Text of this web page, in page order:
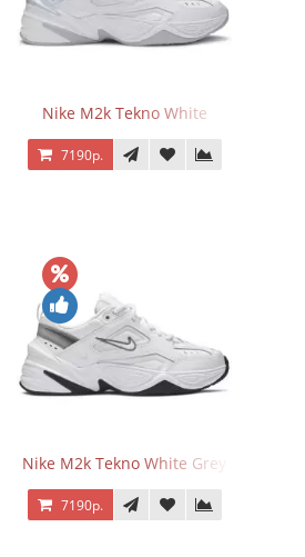
Nike M2k Tekno White
7190р.
Nike M2k Tekno White Grey
7190р.